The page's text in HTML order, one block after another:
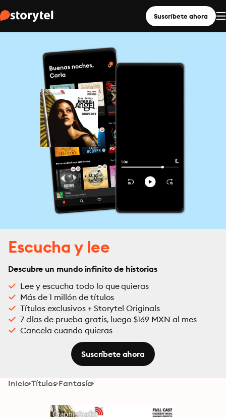
Suscríbete ahora
Escucha y lee
Descubre un mundo infinito de historias
Lee y escucha todo lo que quieras
Más de 1 millón de títulos
Títulos exclusivos + Storytel Originals
7 días de prueba gratis, luego $169 MXN al mes
Cancela cuando quieras
Suscríbete ahora
Inicio Títulos Fantasía